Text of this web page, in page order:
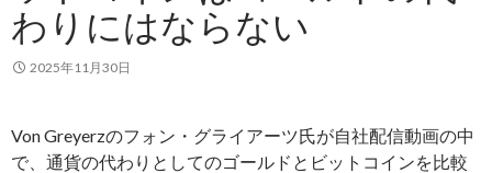
わりにはならない
2025年11月30日
Von Greyerzのフォン・グライアーツ氏が自社配信動画の中
で、通貨の代わりとしてのゴールドとビットコインを比較